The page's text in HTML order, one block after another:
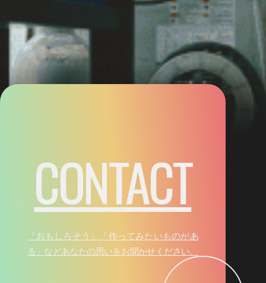
CONTACT
「おもしろそう」「作ってみたいものがあ
る」などあなたの思いをお聞かせください。
〒664‑0027 兵庫県伊丹市池尻3
丁目302番地
プライバシーポリシー